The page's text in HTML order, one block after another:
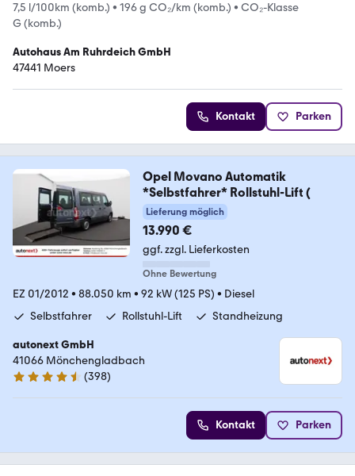
7,5 l/100km (komb.) • 196 g CO₂/km (komb.) • CO₂-Klasse
G (komb.)
Autohaus Am Ruhrdeich GmbH
47441 Moers
Kontakt Parken
Opel Movano Automatik
*Selbstfahrer* Rollstuhl-Lift (
Lieferung möglich
13.990 €
ggf. zzgl. Lieferkosten
Ohne Bewertung
EZ 01/2012 • 88.050 km • 92 kW (125 PS) • Diesel
Selbstfahrer
Rollstuhl-Lift Standheizung
autonext GmbH
41066 Mönchengladbach
4.7 Sterne
(398)
Kontakt Parken